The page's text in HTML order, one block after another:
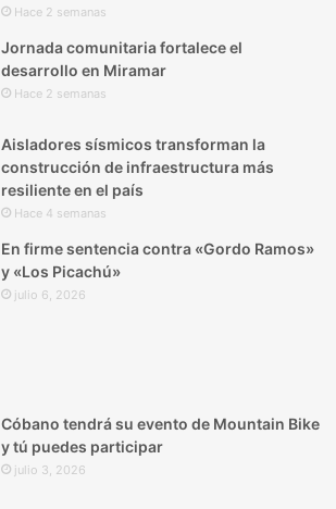
Hace 2 semanas
Jornada comunitaria fortalece el
desarrollo en Miramar
Hace 2 semanas
Aisladores sísmicos transforman la
construcción de infraestructura más
resiliente en el país
Hace 4 semanas
En firme sentencia contra «Gordo Ramos»
y «Los Picachú»
julio 6, 2026
Cóbano tendrá su evento de Mountain Bike
y tú puedes participar
julio 3, 2026